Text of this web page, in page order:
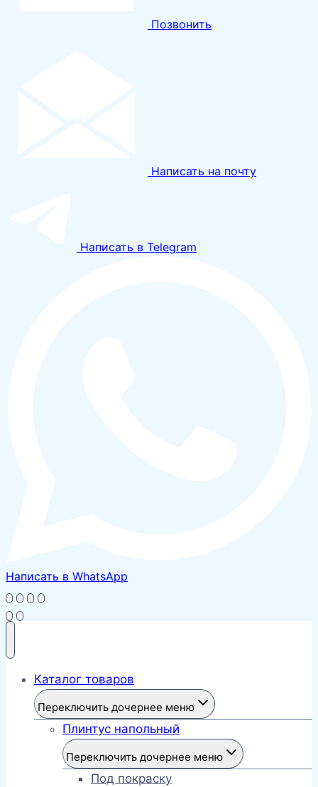
Позвонить
Написать на почту
Написать в Telegram
Написать в WhatsApp
Каталог товаров
Переключить дочернее меню
Плинтус напольный
Переключить дочернее меню
Под покраску